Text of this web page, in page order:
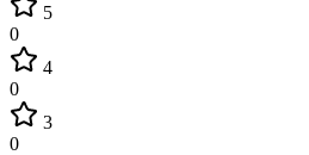
5
0
4
0
3
0